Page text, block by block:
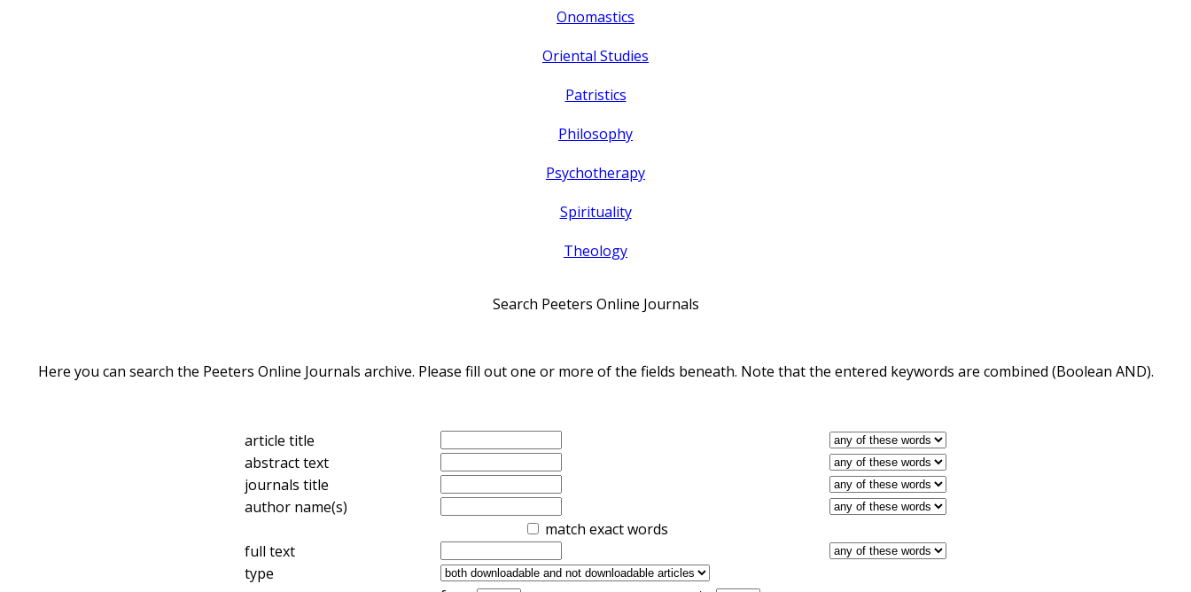
Onomastics
Oriental Studies
Patristics
Philosophy
Psychotherapy
Spirituality
Theology
Search Peeters Online Journals
Here you can search the Peeters Online Journals archive. Please fill out one or more of the fields beneath. Note that the entered keywords are combined (Boolean AND).
article title
abstract text
journals title
author name(s)
match exact words
full text
type